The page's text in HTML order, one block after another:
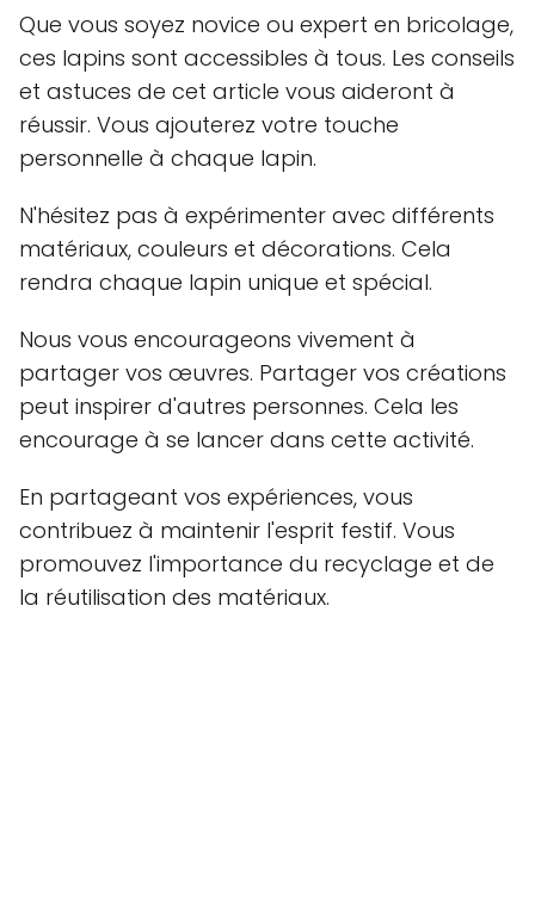
Que vous soyez novice ou expert en bricolage,
ces lapins sont accessibles à tous. Les conseils
et astuces de cet article vous aideront à
réussir. Vous ajouterez votre touche
personnelle à chaque lapin.
N'hésitez pas à expérimenter avec différents
matériaux, couleurs et décorations. Cela
rendra chaque lapin unique et spécial.
Nous vous encourageons vivement à
partager vos œuvres. Partager vos créations
peut inspirer d'autres personnes. Cela les
encourage à se lancer dans cette activité.
En partageant vos expériences, vous
contribuez à maintenir l'esprit festif. Vous
promouvez l'importance du recyclage et de
la réutilisation des matériaux.